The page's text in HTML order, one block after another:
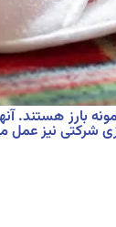
بارز هستند.
شرکتی نیز عمل